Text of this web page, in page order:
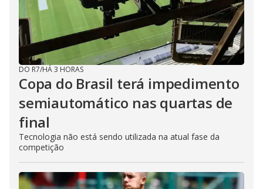
DO R7/HÁ 3 HORAS
Copa do Brasil terá impedimento
semiautomático nas quartas de
final
Tecnologia não está sendo utilizada na atual fase da
competição